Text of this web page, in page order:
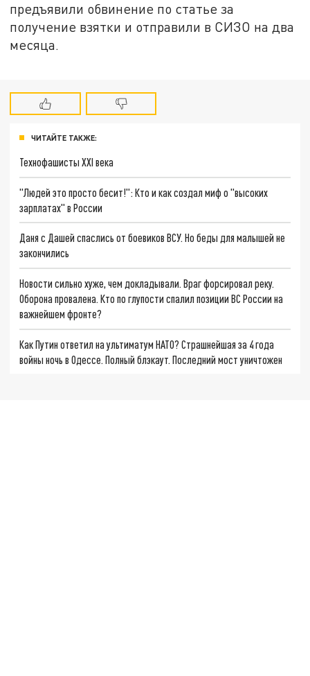
предъявили обвинение по статье за
получение взятки и отправили в СИЗО на два
месяца.
ЧИТАЙТЕ ТАКЖЕ:
Технофашисты XXI века
"Людей это просто бесит!": Кто и как создал миф о "высоких
зарплатах" в России
Даня с Дашей спаслись от боевиков ВСУ. Но беды для малышей не
закончились
Новости сильно хуже, чем докладывали. Враг форсировал реку.
Оборона провалена. Кто по глупости спалил позиции ВС России на
важнейшем фронте?
Как Путин ответил на ультиматум НАТО? Страшнейшая за 4 года
войны ночь в Одессе. Полный блэкаут. Последний мост уничтожен